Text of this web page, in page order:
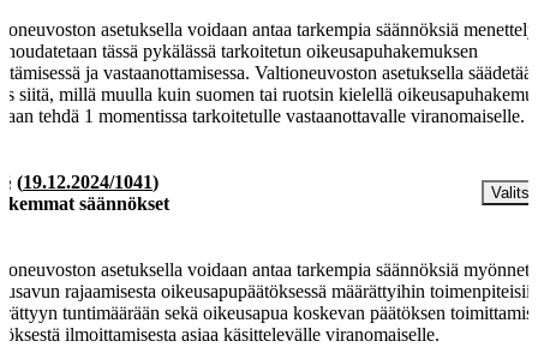
asetuksella voidaan antaa tarkempia säännöksiä
noudatetaan tässä pykälässä tarkoitetun oikeusapuhakemuksen
ja vastaanottamisessa. Valtioneuvoston asetuksella
siitä, millä muulla kuin suomen tai ruotsin kielellä
tehdä 1 momentissa tarkoitetulle vastaanottavalle viranomaiselle.
(19.12.2024/1041)
säännökset
asetuksella voidaan antaa tarkempia säännöksiä
rajaamisesta oikeusapupäätöksessä määrättyihin
tuntimäärään sekä oikeusapua koskevan päätöksen
ilmoittamisesta asiaa käsittelevälle viranomaiselle.